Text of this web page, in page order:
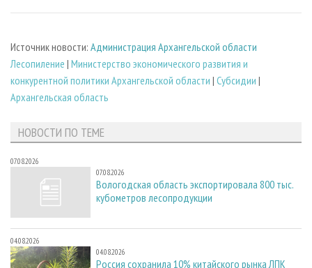
Источник новости: Администрация Архангельской области
Лесопиление | Министерство экономического развития и
конкурентной политики Архангельской области | Субсидии |
Архангельская область
НОВОСТИ ПО ТЕМЕ
07.08.2026
07.08.2026
Вологодская область экспортировала 800 тыс.
кубометров лесопродукции
04.08.2026
04.08.2026
Россия сохранила 10% китайского рынка ЛПК